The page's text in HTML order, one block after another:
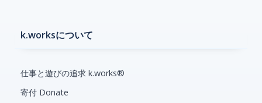
k.worksについて
仕事と遊びの追求 k.works®
寄付 Donate